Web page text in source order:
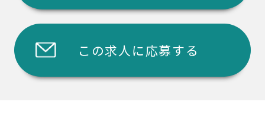
この求人に応募する